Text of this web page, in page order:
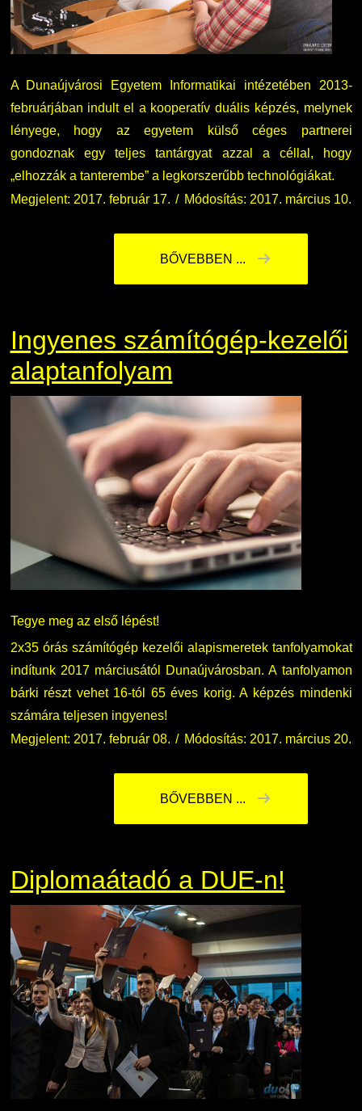
A Dunaújvárosi Egyetem Informatikai intézetében 2013-
februárjában indult el a kooperatív duális képzés, melynek
lényege, hogy az egyetem külső céges partnerei
gondoznak egy teljes tantárgyat azzal a céllal, hogy
„elhozzák a tanterembe” a legkorszerűbb technológiákat.
Megjelent: 2017. február 17.
Módosítás: 2017. március 10.
BŐVEBBEN ...
Ingyenes számítógép-kezelői
alaptanfolyam
Tegye meg az első lépést!
2x35 órás számítógép kezelői alapismeretek tanfolyamokat
indítunk 2017 márciusától Dunaújvárosban. A tanfolyamon
bárki részt vehet 16-tól 65 éves korig. A képzés mindenki
számára teljesen ingyenes!
Megjelent: 2017. február 08.
Módosítás: 2017. március 20.
BŐVEBBEN ...
Diplomaátadó a DUE-n!